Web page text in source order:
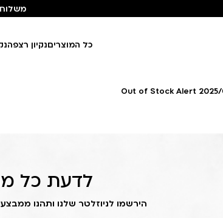
משלוח
כל המוצריםנקיון רצפה
Out of Stock Alert 2025/
לדעת כל
הירשמו לניוזלטר שלנו ותהנו